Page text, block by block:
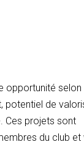
opportunité selon
potentiel de
Ces projets sont
du club et